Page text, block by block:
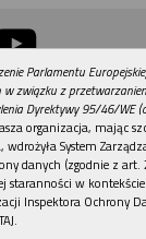
Patronaty
REKLAMA
Parlamentu
związku z
Dyrektywy 95/46/WE
organizacja, mając
System
danych (zgodnie z art.
staranności w
Inspektora Ochrony
.